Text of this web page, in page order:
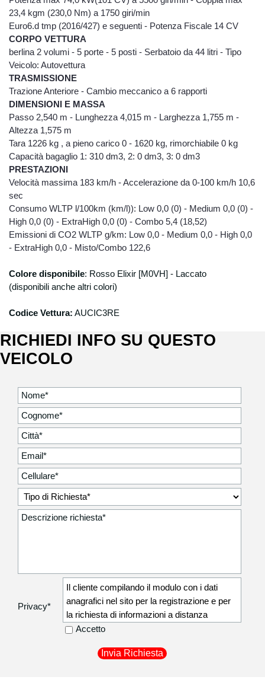
23,4 kgm (230,0 Nm) a 1750 giri/min
Euro6.d tmp (2016/427) e seguenti - Potenza Fiscale 14 CV
CORPO VETTURA
berlina 2 volumi - 5 porte - 5 posti - Serbatoio da 44 litri - Tipo
Veicolo: Autovettura
TRASMISSIONE
Trazione Anteriore - Cambio meccanico a 6 rapporti
DIMENSIONI E MASSA
Passo 2,540 m - Lunghezza 4,015 m - Larghezza 1,755 m -
Altezza 1,575 m
Tara 1226 kg , a pieno carico 0 - 1620 kg, rimorchiabile 0 kg
Capacità bagaglio 1: 310 dm3, 2: 0 dm3, 3: 0 dm3
PRESTAZIONI
Velocità massima 183 km/h - Accelerazione da 0-100 km/h 10,6
sec
Consumo WLTP l/100km (km/l)): Low 0,0 (0) - Medium 0,0 (0) -
High 0,0 (0) - ExtraHigh 0,0 (0) - Combo 5,4 (18,52)
Emissioni di CO2 WLTP g/km: Low 0,0 - Medium 0,0 - High 0,0
- ExtraHigh 0,0 - Misto/Combo 122,6
Colore disponibile: Rosso Elixir [M0VH] - Laccato
(disponibili anche altri colori)
Codice Vettura: AUCIC3RE
RICHIEDI INFO SU QUESTO
VEICOLO
Privacy*
Il cliente compilando il modulo con i dati
anagrafici nel sito per la registrazione e per
la richiesta di informazioni a distanza
autorizza la Degidio Auto srl a comunicare i
recapito telefonico) ai corrieri di fiducia
Accetto